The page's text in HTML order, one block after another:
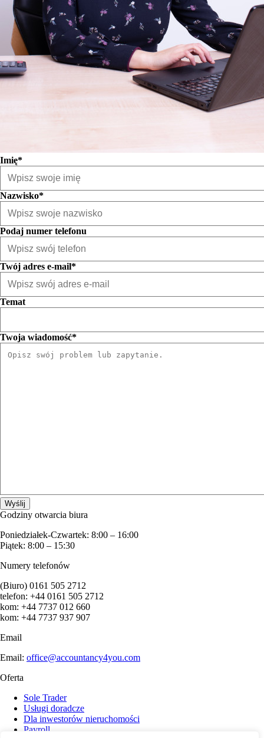
Imię*
Nazwisko*
Podaj numer telefonu
Twój adres e-mail*
Temat
Twoja wiadomość*
Godziny otwarcia biura
Poniedziałek-Czwartek: 8:00 – 16:00
Piątek: 8:00 – 15:30
Numery telefonów
(Biuro) 0161 505 2712
telefon: +44 0161 505 2712
kom: +44 7737 012 660
kom: +44 7737 937 907
Email
Email: office@accountancy4you.com
Oferta
Sole Trader
Usługi doradcze
Dla inwestorów nieruchomości
Payroll